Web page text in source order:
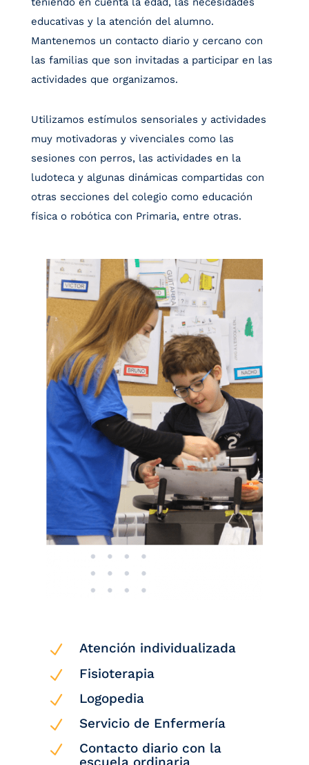
educativas y la atención del alumno.
Mantenemos un contacto diario y cercano con
las familias que son invitadas a participar en las
actividades que organizamos.
Utilizamos estímulos sensoriales y actividades
muy motivadoras y vivenciales como las
sesiones con perros, las actividades en la
ludoteca y algunas dinámicas compartidas con
otras secciones del colegio como educación
física o robótica con Primaria, entre otras.
N Atención individualizada
N Fisioterapia
N Logopedia
N Servicio de Enfermería
N
Contacto diario con la